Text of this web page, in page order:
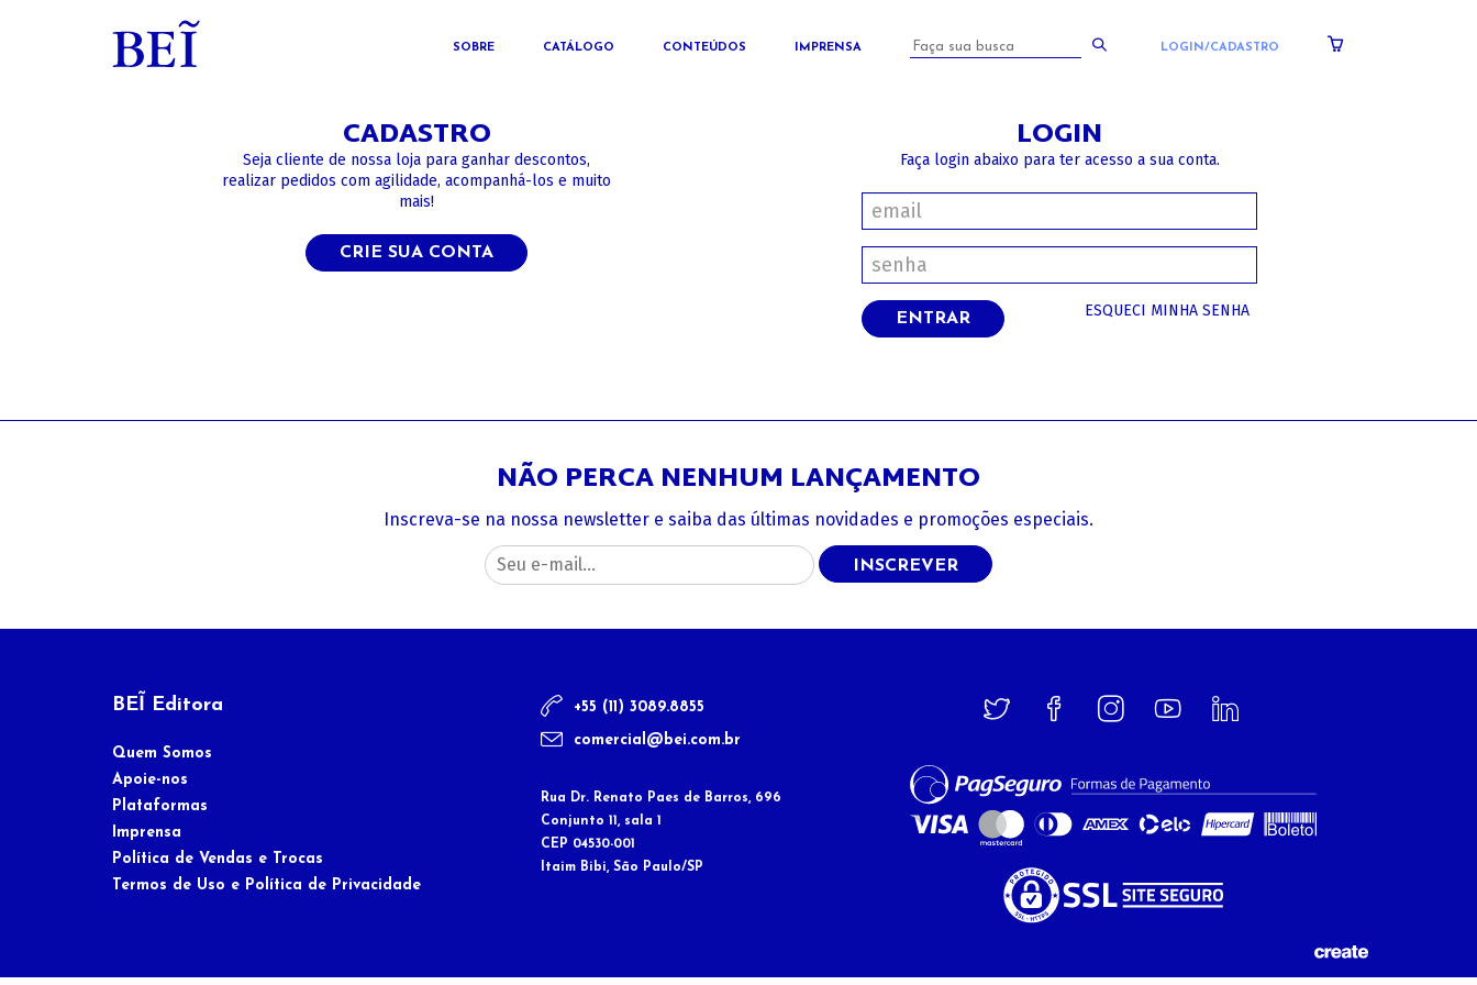
SOBRE CATÁLOGO CONTEÚDOS IMPRENSA LOGIN/CADASTRO
CADASTRO
Seja cliente de nossa loja para ganhar descontos,
realizar pedidos com agilidade, acompanhá-los e muito
mais!
CRIE SUA CONTA
LOGIN
Faça login abaixo para ter acesso a sua conta.
ENTRAR ESQUECI MINHA SENHA
NÃO PERCA NENHUM LANÇAMENTO
Inscreva-se na nossa newsletter e saiba das últimas novidades e promoções especiais.
INSCREVER
BEĨ Editora
Quem Somos
Apoie-nos
Plataformas
Imprensa
Política de Vendas e Trocas
Termos de Uso e Política de Privacidade
+55 (11) 3089.8855
comercial@bei.com.br
Rua Dr. Renato Paes de Barros, 696
Conjunto 11, sala 1
CEP 04530-001
Itaim Bibi, São Paulo/SP